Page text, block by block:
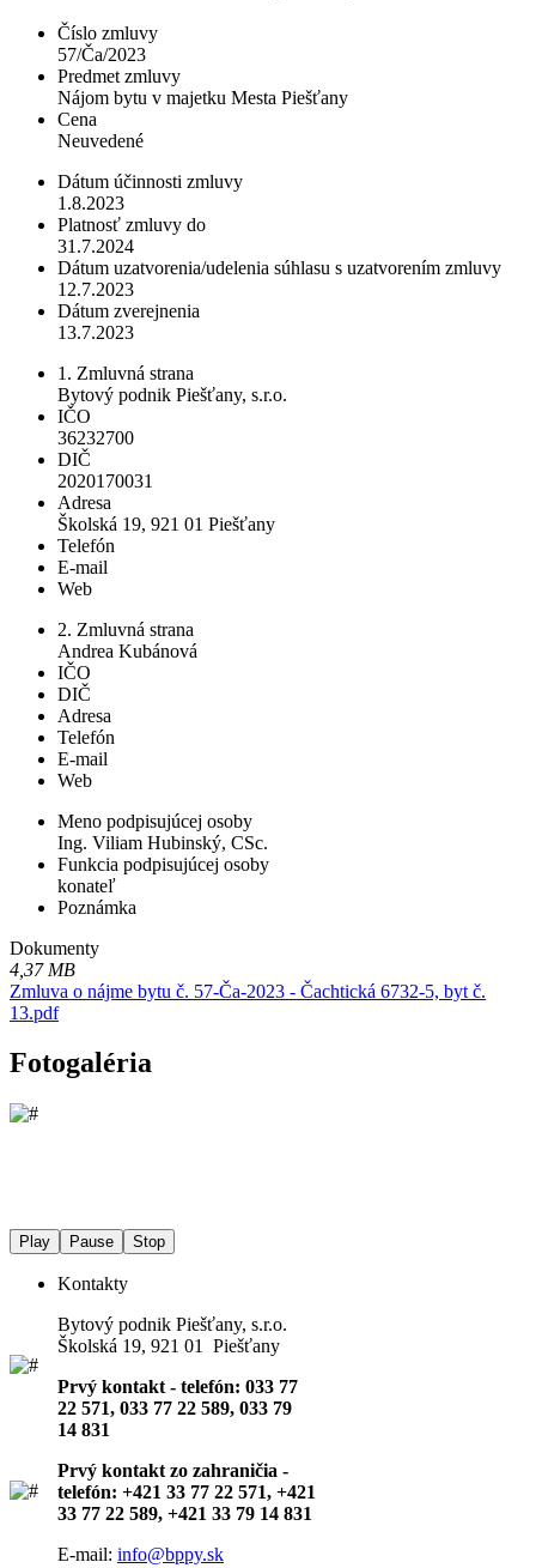
Číslo zmluvy
57/Ča/2023
Predmet zmluvy
Nájom bytu v majetku Mesta Piešťany
Cena
Neuvedené
Dátum účinnosti zmluvy
1.8.2023
Platnosť zmluvy do
31.7.2024
Dátum uzatvorenia/udelenia súhlasu s uzatvorením zmluvy
12.7.2023
Dátum zverejnenia
13.7.2023
1. Zmluvná strana
Bytový podnik Piešťany, s.r.o.
IČO
36232700
DIČ
2020170031
Adresa
Školská 19, 921 01 Piešťany
Telefón
E-mail
Web
2. Zmluvná strana
Andrea Kubánová
IČO
DIČ
Adresa
Telefón
E-mail
Web
Meno podpisujúcej osoby
Ing. Viliam Hubinský, CSc.
Funkcia podpisujúcej osoby
konateľ
Poznámka
Dokumenty
4,37 MB
Zmluva o nájme bytu č. 57-Ča-2023 - Čachtická 6732-5, byt č.
13.pdf
Fotogaléria
Play Pause Stop
Kontakty
Bytový podnik Piešťany, s.r.o.
Školská 19, 921 01 Piešťany
Prvý kontakt - telefón: 033 77
22 571, 033 77 22 589, 033 79
14 831
Prvý kontakt zo zahraničia -
telefón: +421 33 77 22 571, +421
33 77 22 589, +421 33 79 14 831
E-mail: info@bppy.sk